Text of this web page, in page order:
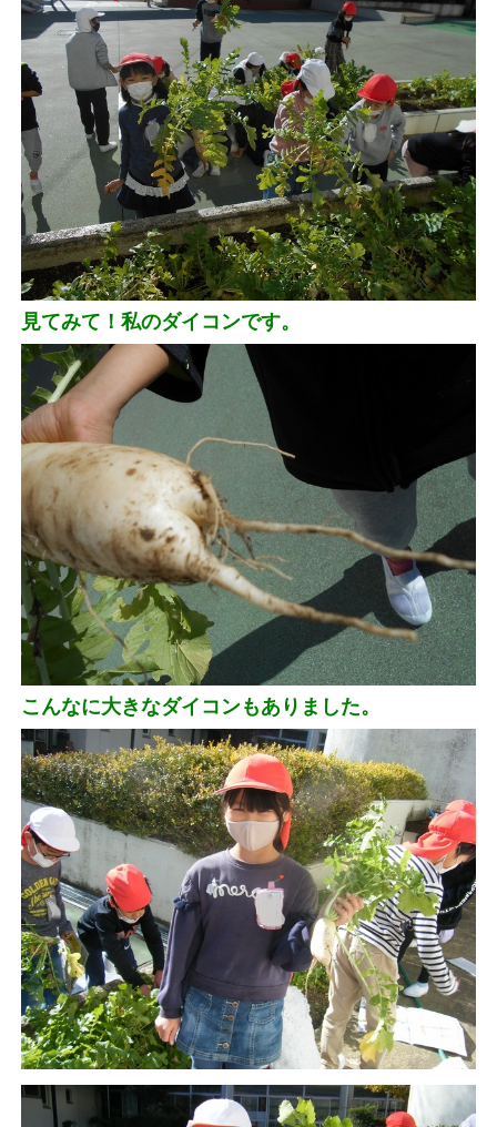
見てみて！私のダイコンです。
こんなに大きなダイコンもありました。